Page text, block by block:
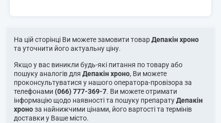
На цій сторінці Ви можете замовити товарДепакін хроно
та уточнити його актуальну ціну.
Якщо у вас виникли будь-які питання по товару або
пошуку аналогів для Депакін хроно, Ви можете
проконсультуватися у нашого оператора-провізора за
телефонами (066) 777-369-7. Ви можете отримати
інформацію щодо наявності та пошуку препаратуДепакін
хроноза найнижчими цінами, його вартості та термінів
доставки у Ваше місто.